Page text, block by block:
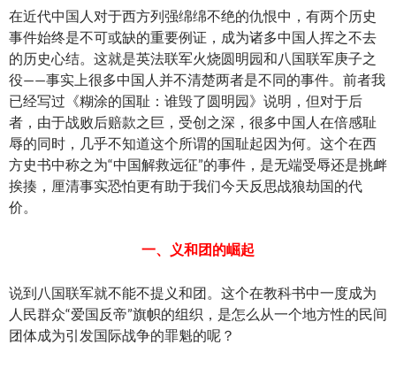
在近代中国人对于西方列强绵绵不绝的仇恨中，有两个历史
事件始终是不可或缺的重要例证，成为诸多中国人挥之不去
的历史心结。这就是英法联军火烧圆明园和八国联军庚子之
役——事实上很多中国人并不清楚两者是不同的事件。前者我
已经写过《糊涂的国耻：谁毁了圆明园》说明，但对于后
者，由于战败后赔款之巨，受创之深，很多中国人在倍感耻
辱的同时，几乎不知道这个所谓的国耻起因为何。这个在西
方史书中称之为“中国解救远征”的事件，是无端受辱还是挑衅
挨揍，厘清事实恐怕更有助于我们今天反思战狼劫国的代
价。
一、义和团的崛起
说到八国联军就不能不提义和团。这个在教科书中一度成为
人民群众“爱国反帝”旗帜的组织，是怎么从一个地方性的民间
团体成为引发国际战争的罪魁的呢？